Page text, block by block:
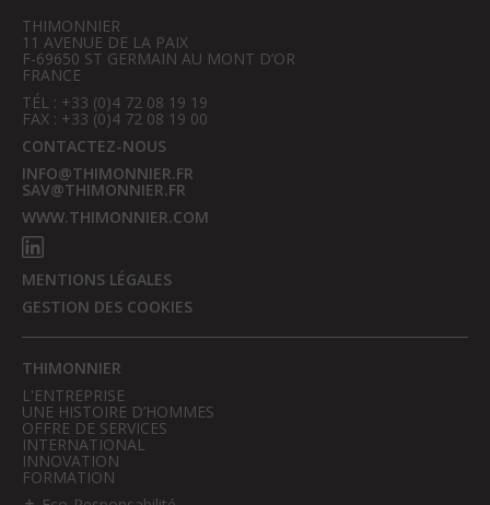
THIMONNIER
11 AVENUE DE LA PAIX
F-69650 ST GERMAIN AU MONT D’OR
FRANCE
TÉL : +33 (0)4 72 08 19 19
FAX : +33 (0)4 72 08 19 00
CONTACTEZ-NOUS
INFO@THIMONNIER.FR
SAV@THIMONNIER.FR
WWW.THIMONNIER.COM
MENTIONS LÉGALES
GESTION DES COOKIES
THIMONNIER
L'ENTREPRISE
UNE HISTOIRE D’HOMMES
OFFRE DE SERVICES
INTERNATIONAL
INNOVATION
FORMATION